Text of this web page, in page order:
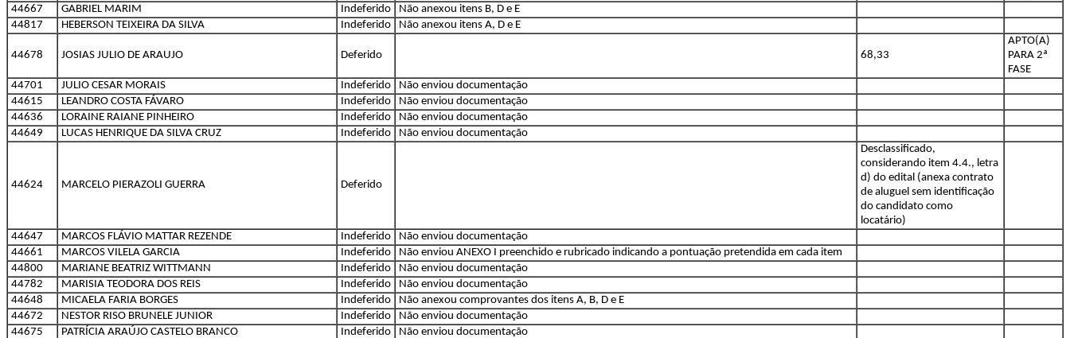
44667
GABRIEL MARIM Indeferido
Não anexou itens B, D e E
44817
HEBERSON TEIXEIRA DA SILVA Indeferido Não anexou itens A, D e E
44678 JOSIAS JULIO DE ARAUJO Deferido 68,33
APTO(A)
PARA 2ª
FASE
44701
JULIO CESAR MORAIS Indeferido
Não enviou documentação
44615
LEANDRO COSTA FÁVARO Indeferido
Não enviou documentação
44636
LORAINE RAIANE PINHEIRO Indeferido
Não enviou documentação
44649
LUCAS HENRIQUE DA SILVA CRUZ Indeferido Não enviou documentação
44624 MARCELO PIERAZOLI GUERRA Deferido
Desclassificado,
considerando item 4.4., letra
d) do edital (anexa contrato
de aluguel sem identificação
do candidato como
locatário)
44647
MARCOS FLÁVIO MATTAR REZENDE Indeferido
Não enviou documentação
44661
MARCOS VILELA GARCIA Indeferido
Não enviou ANEXO I preenchido e rubricado indicando a pontuação pretendida em cada item
44800
MARIANE BEATRIZ WITTMANN Indeferido
Não enviou documentação
44782
MARISIA TEODORA DOS REIS Indeferido
Não enviou documentação
44648
MICAELA FARIA BORGES Indeferido
Não anexou comprovantes dos itens A, B, D e E
44672
NESTOR RISO BRUNELE JUNIOR Indeferido
Não enviou documentação
44675
PATRÍCIA ARAÚJO CASTELO BRANCO Indeferido Não enviou documentação